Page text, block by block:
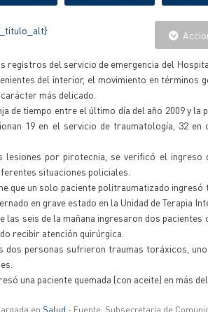
registros del servicio de emergencia del
del interior, el movimiento en términos
más delicado.
de tiempo entre el último día del año 2009 y
19 en el servicio de traumatología, 32
lesiones por pirotecnia, se verificó el
situaciones policiales.
que un solo paciente politraumatizado
en grave estado en la Unidad de Terapia
las seis de la mañana ingresaron dos
recibir atención quirúrgica.
dos personas sufrieron traumas toráxicos,
una paciente quemada (con aceite) en más
en Salud - Fuente: Subsecretaría de